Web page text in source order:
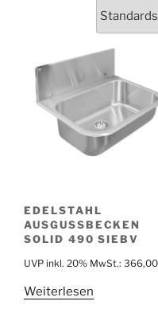
EDELSTAHL
AUSGUSSBECKEN
SOLID 490 SIEBV
UVP inkl. 20% MwSt.: 366,00
Weiterlesen